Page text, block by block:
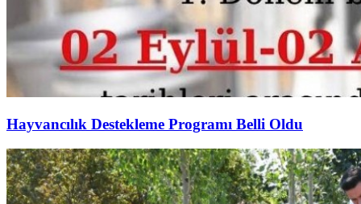
Hayvancılık Destekleme Programı Belli Oldu